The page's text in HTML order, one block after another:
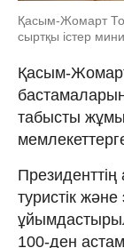
Қасым-Жомарт
сыртқы істер
Қасым-
табысты
туристік
100-ден